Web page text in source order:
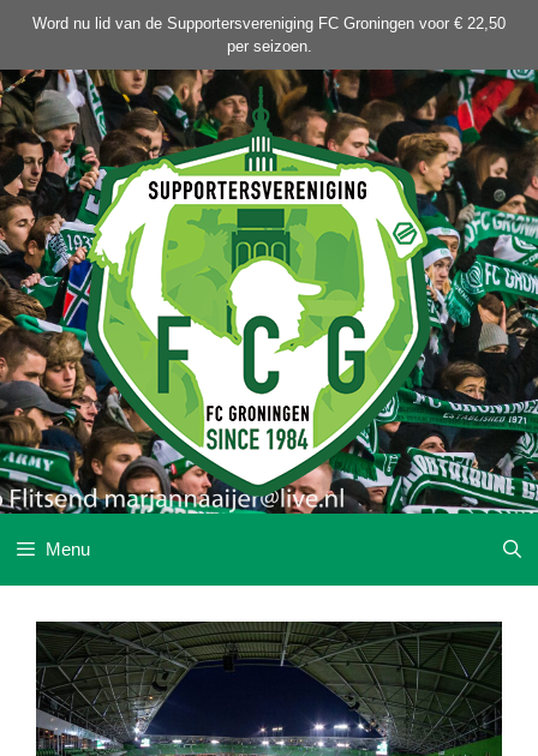
de
inhoud
Word nu lid van de Supportersvereniging FC Groningen voor € 22,50
per seizoen.
Menu